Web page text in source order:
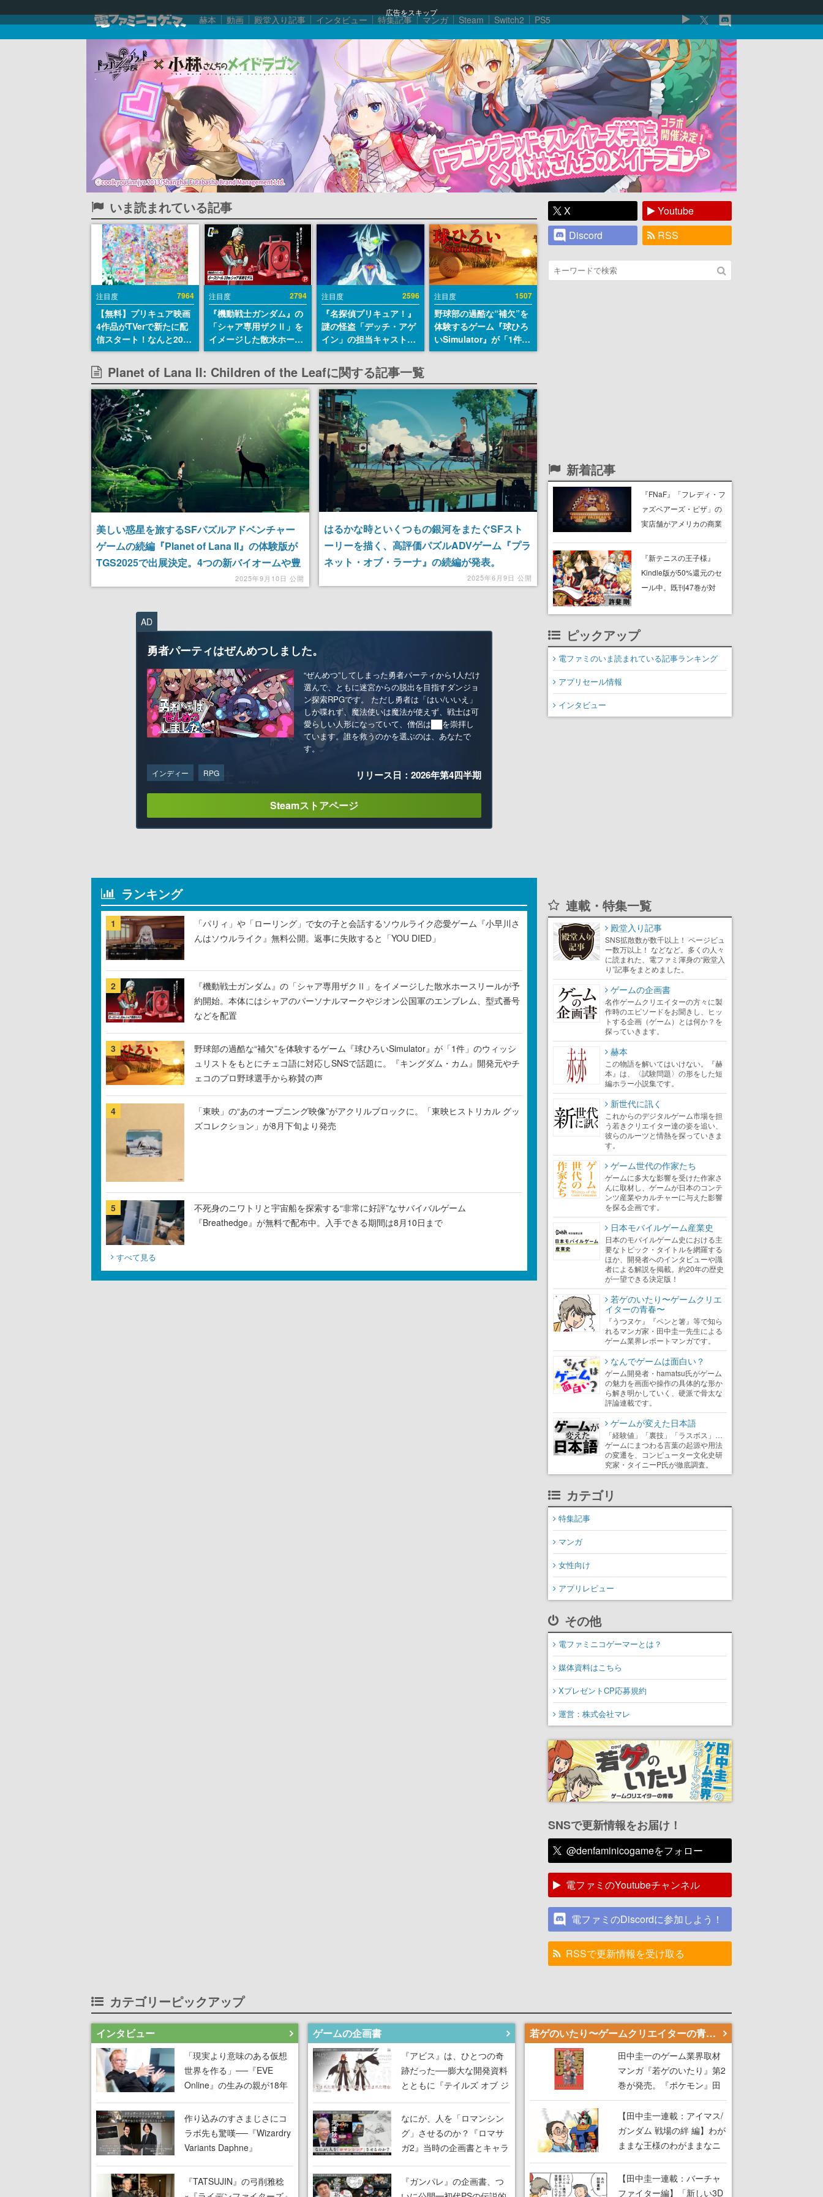
広告をスキップ
赫本 動画 殿堂入り記事 インタビュー 特集記事 マンガ Steam Switch2 PS5
いま読まれている記事
注目度 7964
【無料】プリキュア映画
4作品がTVerで新たに配
信スタート！なんと2018
年～2024年の映画ほぼす
べてが見放題に、ぶっち
ゃけありえないラインナ
ップ
注目度 2794
『機動戦士ガンダム』の
「シャア専用ザクⅡ」を
イメージした散水ホース
リールが予約開始。本体
にはシャアのパーソナル
マークやジオン公国軍の
エンブレム、型式番号な
どを配置
注目度 2596
『名探偵プリキュア！』
謎の怪盗「デッチ・アゲ
イン」の担当キャストは
天﨑滉平さんと判明。
『Re:ゼロから始める異
世界生活』オットー役、
『ヒプノシスマイク』山
田三郎役など
注目度 1507
野球部の過酷な“補欠”を
体験するゲーム『球ひろ
いSimulator』が「1件」
のウィッシュリストをも
ダム・カム』開発元やチ
ェコのプロ野球選手から
称賛の声
Planet of Lana II: Children of the Leafに関する記事一覧
美しい惑星を旅するSFパズルアドベンチャー
ゲームの続編『Planet of Lana II』の体験版が
TGS2025で出展決定。4つの新バイオームや豊
富な新機能、メカニクスなどを体験できる
2025年9月10日 公開
はるかな時といくつもの銀河をまたぐSFスト
ーリーを描く、高評価パズルADVゲーム『プラ
ネット・オブ・ラーナ』の続編が発表。
『Planet of Lana II』として2026年内にリリー
2025年6月9日 公開
AD
勇者パーティはぜんめつしました。
“ぜんめつ”してしまった勇者パーティから1人だけ
選んで、ともに迷宮からの脱出を目指すダンジョ
ン探索RPGです。 ただし勇者は「はい/いいえ」
しか喋れず、魔法使いは魔法が使えず、戦士は可
愛らしい人形になっていて、僧侶は██を崇拝し
ています。誰を救うのかを選ぶのは、あなたで
す。
インディー RPG リリース日：2026年第4四半期
Steamストアページ
ランキング
1
「パリィ」や「ローリング」で女の子と会話するソウルライク恋愛ゲーム『小早川さ
んはソウルライク』無料公開。返事に失敗すると「YOU DIED」
2
『機動戦士ガンダム』の「シャア専用ザクⅡ」をイメージした散水ホースリールが予
約開始。本体にはシャアのパーソナルマークやジオン公国軍のエンブレム、型式番号
などを配置
3
野球部の過酷な“補欠”を体験するゲーム『球ひろいSimulator』が「1件」のウィッシ
ュリストをもとにチェコ語に対応しSNSで話題に。『キングダム・カム』開発元やチ
ェコのプロ野球選手から称賛の声
4
「東映」の“あのオープニング映像”がアクリルブロックに。「東映ヒストリカル グッ
ズコレクション」が8月下旬より発売
5
不死身のニワトリと宇宙船を探索する“非常に好評”なサバイバルゲーム
『Breathedge』が無料で配布中。入手できる期間は8月10日まで
すべて見る
X
Youtube
Discord
RSS
新着記事
『FNaF』「フレディ・フ
ァズベアーズ・ピザ」の
実店舗がアメリカの商業
に2027年オープン！
ScottGamesとの共同開
発、食事だけでなくステ
『新テニスの王子様』
Kindle版が50%還元のセ
ール中。既刊47巻が対
得にまとめ買いするチャ
ピックアップ
電ファミのいま読まれている記事ランキング
アプリセール情報
インタビュー
連載・特集一覧
殿堂入り記事
SNS拡散数が数千以上！ ページビュ
ー数万以上！ などなど。多くの人々
に読まれた、電ファミ渾身の“殿堂入
り”記事をまとめました。
ゲームの企画書
名作ゲームクリエイターの方々に製
作時のエピソードをお聞きし、ヒッ
トする企画（ゲーム）とは何か？を
探っていきます。
赫本
この物語を解いてはいけない。『赫
本』は、〈試験問題〉の形をした短
編ホラー小説集です。
新世代に訊く
これからのデジタルゲーム市場を担
う若きクリエイター達の姿を追い、
彼らのルーツと情熱を探っていきま
す。
ゲーム世代の作家たち
ゲームに多大な影響を受けた作家さ
んに取材し、ゲームが日本のコンテ
ンツ産業やカルチャーに与えた影響
を探る企画です。
日本モバイルゲーム産業史
日本のモバイルゲーム史における主
要なトピック・タイトルを網羅する
ほか、開発者へのインタビューや識
者による解説を掲載。約20年の歴史
が一望できる決定版！
若ゲのいたり〜ゲームクリエ
イターの青春〜
『うつヌケ』『ペンと箸』等で知ら
れるマンガ家・田中圭一先生による
ゲーム業界レポートマンガです。
なんでゲームは面白い？
ゲーム開発者・hamatsu氏がゲーム
の魅力を画面や操作の具体的な形か
ら解き明かしていく、硬派で骨太な
評論連載です。
ゲームが変えた日本語
「経験値」「裏技」「ラスボス」…
ゲームにまつわる言葉の起源や用法
の変遷を、コンピューター文化史研
究家・タイニーP氏が徹底調査。
カテゴリ
特集記事
マンガ
女性向け
アプリレビュー
その他
電ファミニコゲーマーとは？
媒体資料はこちら
XプレゼントCP応募規約
運営：株式会社マレ
SNSで更新情報をお届け！
@denfaminicogameをフォロー
電ファミのYoutubeチャンネル
電ファミのDiscordに参加しよう！
RSSで更新情報を受け取る
カテゴリーピックアップ
インタビュー
「現実より意味のある仮想
世界を作る」──『EVE
Online』の生みの親が18年
掲げ続ける”クレイジーな宣
言”は、比喩ではなく本気だ
った
作り込みのすさまじさにコ
ラボ先も驚嘆──『Wizardry
Variants Daphne』
定なのにジョブもキャラも
武器も戦闘システムもワン
『TATSUJIN』の弓削雅稔
ゲームの企画書
『アビス』は、ひとつの奇
跡だった──膨大な開発資料
とともに『テイルズ オブ ジ
アビス』開発陣に聞く、
「生まれた意味を知る
RPG」が生まれた理由【ゲ
ームの企画書】
なにが、人を「ロマンシン
グ」させるのか？『ロマサ
ガ2』当時の企画書とキャラ
がRPGに生み出した「ロマ
ン」の正体とは【ゲームの
『ガンパレ』の企画書、つ
若ゲのいたり〜ゲームクリエイターの青春〜
田中圭一のゲーム業界取材
マンガ『若ゲのいたり』第2
巻が発売。『ポケモン』田
尻智さん、『ゼビウス』遠
藤雅伸さんらの貴重なエピ
ソードを収録
【田中圭一連載：アイマス/
ガンダム 戦場の絆 編】わが
ままな王様のわがままなニ
朗が貫く姿勢に、ゲームク
リエイターとしての矜持を
【田中圭一連載：バーチャ
ファイター編】「新しい3D